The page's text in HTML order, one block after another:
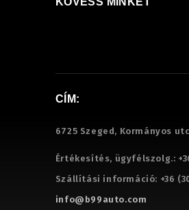
CÍM:
6725 Szeged, Kormányos
Értékesítés, ügyfélszolg.:
Szállítási információ: +36
info@b99auto.com